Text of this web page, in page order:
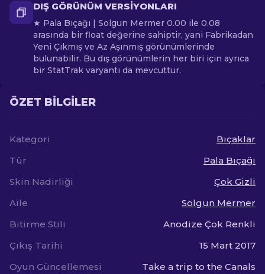
DIŞ GÖRÜNÜM VERSIYONLARI
★ Pala Bıçağı | Solgun Mermer 0.00 ile 0.08
arasında bir float değerine sahiptir, yani Fabrikadan
Yeni Çıkmış ve Az Aşınmış görünümlerinde
bulunabilir. Bu dış görünümlerin her biri için ayrıca
bir StatTrak varyantı da mevcuttur.
ÖZET BILGILER
Kategori
Bıçaklar
Tür
Pala Bıçağı
Skin Nadirliği
Çok Gizli
Aile
Solgun Mermer
Bitirme Stili
Anodize Çok Renkli
Çıkış Tarihi
15 Mart 2017
Oyun Güncellemesi
Take a trip to the Canals